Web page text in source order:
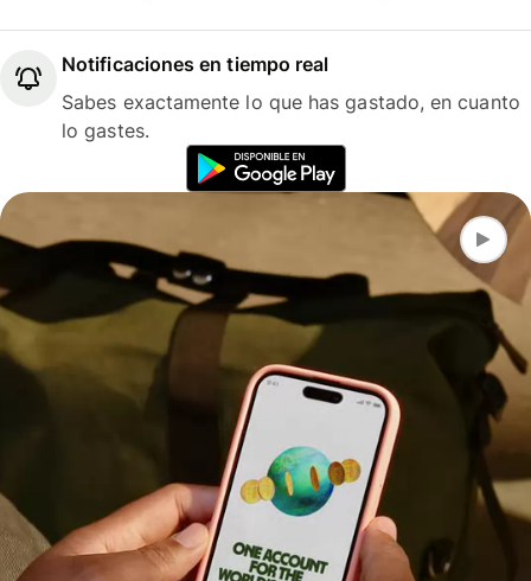
Notificaciones en tiempo real
Sabes exactamente lo que has gastado, en cuanto
lo gastes.